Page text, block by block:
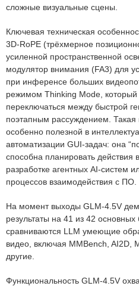
сложные визуальные сцены.
Ключевая техническая
3D-RoPE (трёхмерное
усиленной пространственной
модулятор внимания (FA3) для
при инференсе больших
режимом Thinking Mode, который
переключаться между быстрой
поэтапным рассуждением. Такая
особенно полезной в
автоматизации GUI-задач: она
способна планировать действия
разработке агентных AI-систем
процессов взаимодействия с ПО.
На момент выходы GLM-4.5V
результаты на 41 из 42
сравниваются LLM умеющие
видео, включая MMBench, AI2D,
другие.
Функциональность GLM-4.5V